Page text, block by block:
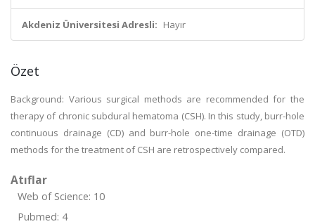
Akdeniz Üniversitesi Adresli: Hayır
Özet
Background: Various surgical methods are recommended for the
therapy of chronic subdural hematoma (CSH). In this study, burr-hole
continuous drainage (CD) and burr-hole one-time drainage (OTD)
methods for the treatment of CSH are retrospectively compared.
Atıflar
Web of Science: 10
Pubmed: 4